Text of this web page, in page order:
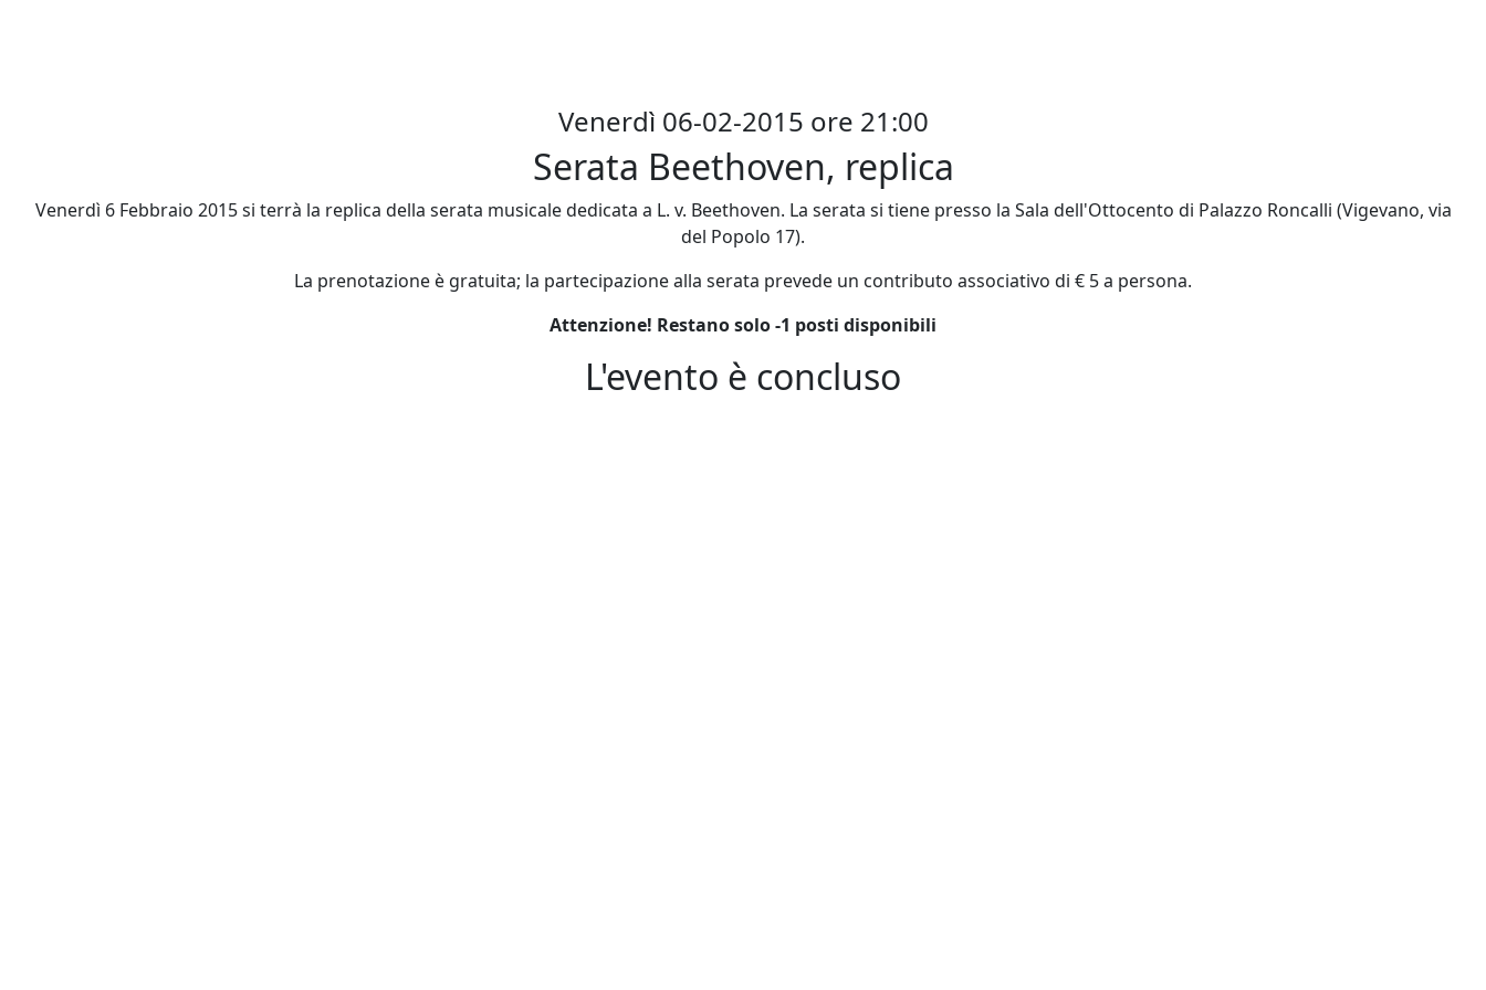
Venerdì 06-02-2015 ore 21:00
Serata Beethoven, replica
Venerdì 6 Febbraio 2015 si terrà la replica della serata musicale dedicata a L. v. Beethoven. La serata si tiene presso la Sala dell'Ottocento di Palazzo Roncalli (Vigevano, via
del Popolo 17).
La prenotazione è gratuita; la partecipazione alla serata prevede un contributo associativo di € 5 a persona.
Attenzione! Restano solo -1 posti disponibili
L'evento è concluso